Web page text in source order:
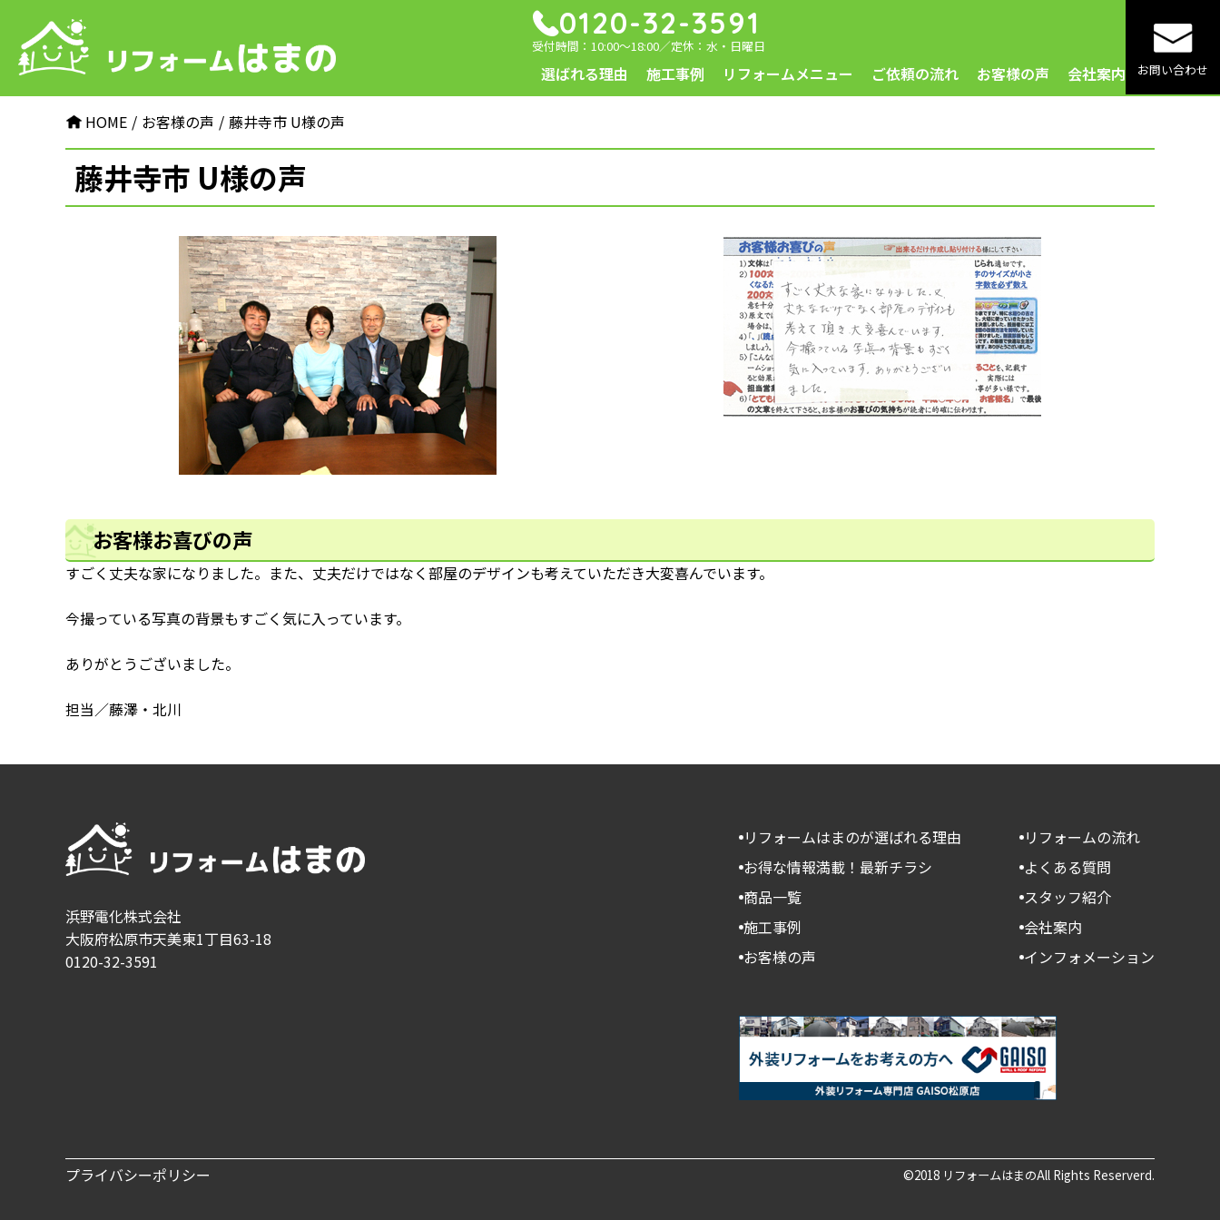
0120-32-3591
受付時間：10:00～18:00／定休：水・日曜日
選ばれる理由 施工事例 リフォームメニュー ご依頼の流れ お客様の声 会社案内 お問い合わせ
HOME お客様の声 藤井寺市 U様の声
藤井寺市 U様の声
お客様お喜びの声
すごく丈夫な家になりました。また、丈夫だけではなく部屋のデザインも考えていただき大変喜んでいます。
今撮っている写真の背景もすごく気に入っています。
ありがとうございました。
担当／藤澤・北川
浜野電化株式会社
大阪府松原市天美東1丁目63-18
0120-32-3591
リフォームはまのが選ばれる理由
お得な情報満載！最新チラシ
商品一覧
施工事例
お客様の声
リフォームの流れ
よくある質問
スタッフ紹介
会社案内
インフォメーション
プライバシーポリシー ©2018 リフォームはまのAll Rights Reserverd.